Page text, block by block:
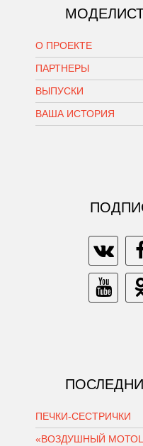
О ПРОЕКТЕ
ПАРТНЕРЫ
ВЫПУСКИ
ВАША ИСТОРИЯ
ПЕЧКИ-СЕСТРИЧКИ
«ВОЗДУШНЫЙ